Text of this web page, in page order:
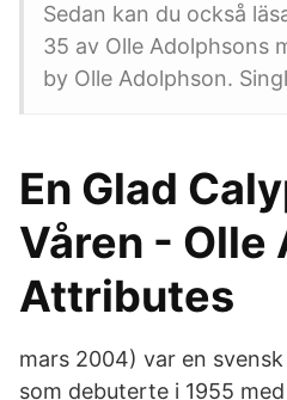
Sedan kan du också
35 av Olle Adolphsons
by Olle Adolphson.
En Glad
Våren - Olle
Attributes
mars 2004) var en
som debuterte i 1955